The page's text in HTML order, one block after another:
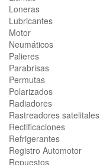
Loneras
Lubricantes
Motor
Neumáticos
Palieres
Parabrisas
Permutas
Polarizados
Radiadores
Rastreadores satelitales
Rectificaciones
Refrigerantes
Registro Automotor
Repuestos